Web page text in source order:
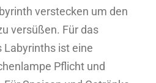
verstecken um den
versüßen. Für das
Labyrinths ist eine
Pflicht und